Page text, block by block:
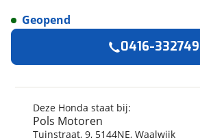
Merk
Honda
Model
CRF 300
Bouwjaar
Modeljaar
Deze Honda staat bij:
Pols Motoren
Tuinstraat, 9, 5144NE, Waalwijk
Geopend
0416-332749